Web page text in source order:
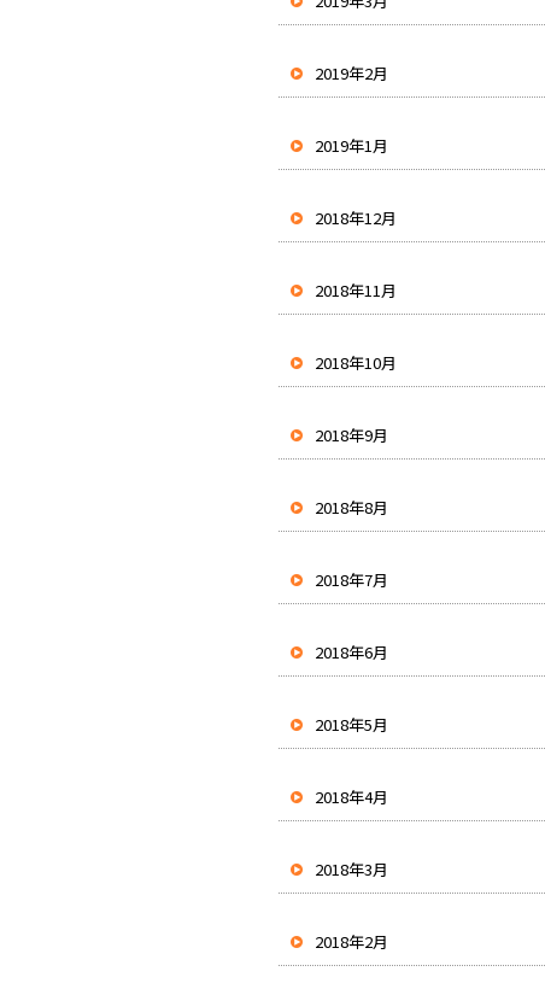
2019年2月
2019年1月
2018年12月
2018年11月
2018年10月
2018年9月
2018年8月
2018年7月
2018年6月
2018年5月
2018年4月
2018年3月
2018年2月